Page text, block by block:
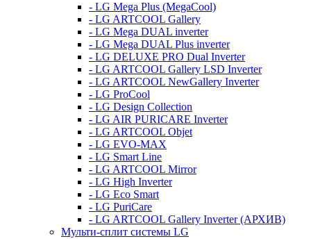
- LG Mega Plus (MegaCool)
- LG ARTCOOL Gallery
- LG Mega DUAL inverter
- LG Mega DUAL Plus inverter
- LG DELUXE PRO Dual Inverter
- LG ARTCOOL Gallery LSD Inverter
- LG ARTCOOL NewGallery Inverter
- LG ProCool
- LG Design Collection
- LG AIR PURICARE Inverter
- LG ARTCOOL Objet
- LG EVO-MAX
- LG Smart Line
- LG ARTCOOL Mirror
- LG High Inverter
- LG Eco Smart
- LG PuriCare
- LG ARTCOOL Gallery Inverter (АРХИВ)
Мульти-сплит системы LG